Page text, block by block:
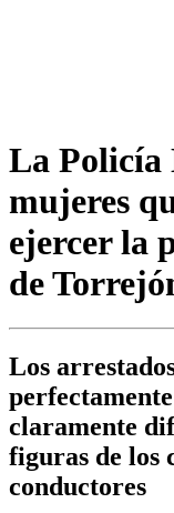
La Policía
mujeres
ejercer la
de
Los
claramente
figuras de los
conductores